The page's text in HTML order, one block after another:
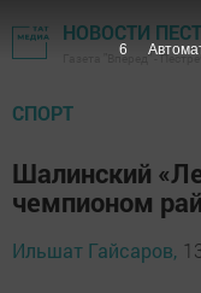
НОВОСТИ
Газета "Вперед" -
СПОРТ
Шалинский
чемпионом
Ильшат Гайсаров,
5